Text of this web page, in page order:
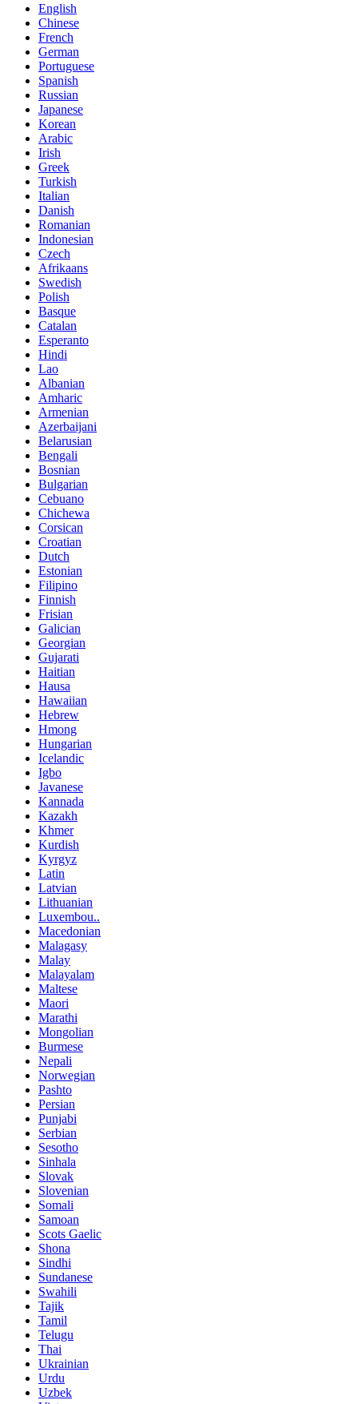
English
Chinese
French
German
Portuguese
Spanish
Russian
Japanese
Korean
Arabic
Irish
Greek
Turkish
Italian
Danish
Romanian
Indonesian
Czech
Afrikaans
Swedish
Polish
Basque
Catalan
Esperanto
Hindi
Lao
Albanian
Amharic
Armenian
Azerbaijani
Belarusian
Bengali
Bosnian
Bulgarian
Cebuano
Chichewa
Corsican
Croatian
Dutch
Estonian
Filipino
Finnish
Frisian
Galician
Georgian
Gujarati
Haitian
Hausa
Hawaiian
Hebrew
Hmong
Hungarian
Icelandic
Igbo
Javanese
Kannada
Kazakh
Khmer
Kurdish
Kyrgyz
Latin
Latvian
Lithuanian
Luxembou..
Macedonian
Malagasy
Malay
Malayalam
Maltese
Maori
Marathi
Mongolian
Burmese
Nepali
Norwegian
Pashto
Persian
Punjabi
Serbian
Sesotho
Sinhala
Slovak
Slovenian
Somali
Samoan
Scots Gaelic
Shona
Sindhi
Sundanese
Swahili
Tajik
Tamil
Telugu
Thai
Ukrainian
Urdu
Uzbek